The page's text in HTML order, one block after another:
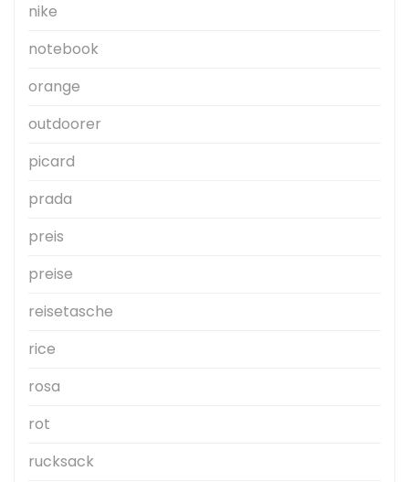
nike
notebook
orange
outdoorer
picard
prada
preis
preise
reisetasche
rice
rosa
rot
rucksack